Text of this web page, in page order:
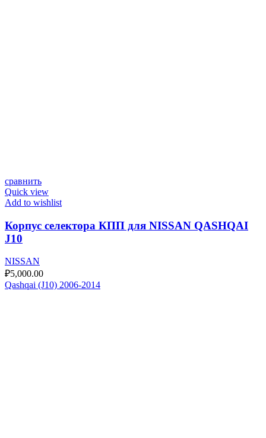
сравнить
Quick view
Add to wishlist
Корпус селектора КПП для NISSAN QASHQAI
J10
NISSAN
₽5,000.00
Qashqai (J10) 2006-2014